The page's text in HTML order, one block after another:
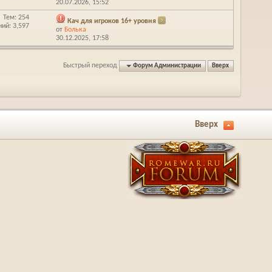
20.07.2026, 15:52
Тем: 254
3,597
Кач для игроков 16+ уровня
от Болька
30.12.2025, 17:58
Быстрый переход Форум Администрации Вверх
Вверх